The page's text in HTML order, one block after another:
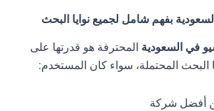
بفهم شامل لجميع نوايا البحث
في السعوديةالمحترفة هو قدرتها على
البحث المحتملة، سواء كان المستخدم:
أفضل شركة